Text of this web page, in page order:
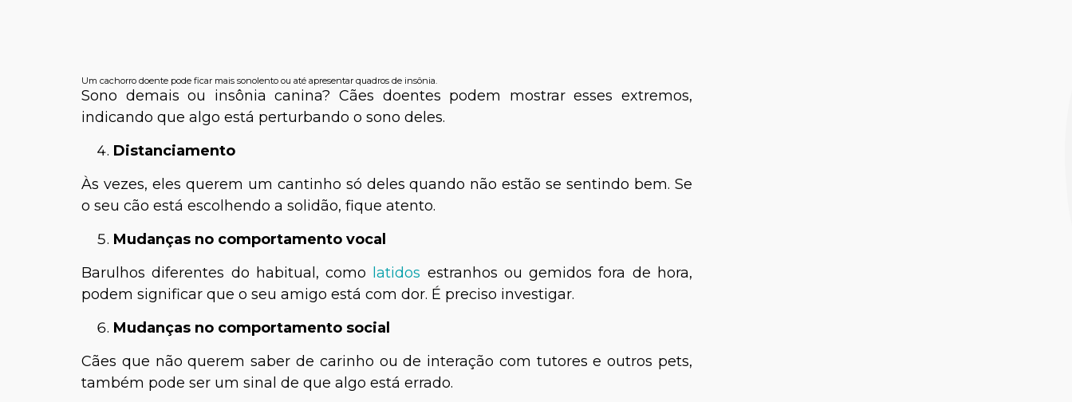
Um cachorro doente pode ficar mais sonolento ou até apresentar quadros de insônia.
Sono demais ou insônia canina? Cães doentes podem mostrar esses extremos,
indicando que algo está perturbando o sono deles.
Distanciamento
Às vezes, eles querem um cantinho só deles quando não estão se sentindo bem. Se
o seu cão está escolhendo a solidão, fique atento.
Mudanças no comportamento vocal
Barulhos diferentes do habitual, como
latidos estranhos ou gemidos fora de hora,
podem significar que o seu amigo está com dor. É preciso investigar.
Mudanças no comportamento social
Cães que não querem saber de carinho ou de interação com tutores e outros pets,
também pode ser um sinal de que algo está errado.